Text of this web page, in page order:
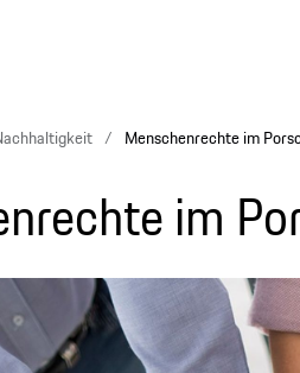
Menschenrechte im
im